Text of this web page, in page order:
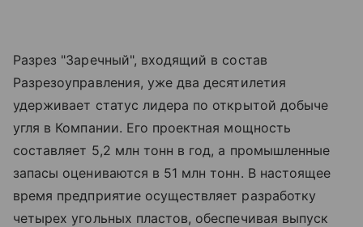
Разрез "Заречный", входящий в состав
Разрезоуправления, уже два десятилетия
удерживает статус лидера по открытой добыче
угля в Компании. Его проектная мощность
составляет 5,2 млн тонн в год, а промышленные
запасы оцениваются в 51 млн тонн. В настоящее
время предприятие осуществляет разработку
четырех угольных пластов, обеспечивая выпуск